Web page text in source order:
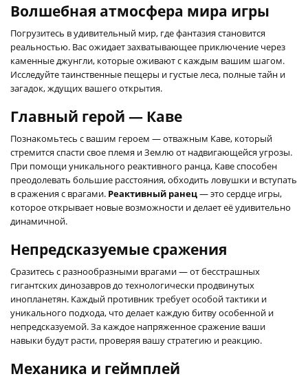
Волшебная атмосфера мира игры
Погрузитесь в удивительный мир, где фантазия становится
реальностью. Вас ожидает захватывающее приключение через
каменные джунгли, которые оживают с каждым вашим шагом.
Исследуйте таинственные пещеры и густые леса, полные тайн и
загадок, ждущих вашего открытия.
Главный герой — Каве
Познакомьтесь с вашим героем — отважным Каве, который
стремится спасти свое племя и Землю от надвигающейся угрозы.
При помощи уникального реактивного ранца, Каве способен
преодолевать большие расстояния, обходить ловушки и вступать
в сражения с врагами. Реактивный ранец— это сердце игры,
которое открывает новые возможности и делает её удивительно
динамичной.
Непредсказуемые сражения
Сразитесь с разнообразными врагами — от бесстрашных
гигантских динозавров до технологически продвинутых
инопланетян. Каждый противник требует особой тактики и
уникального подхода, что делает каждую битву особенной и
непредсказуемой. За каждое напряженное сражение ваши
навыки будут расти, проверяя вашу стратегию и реакцию.
Механика и геймплей